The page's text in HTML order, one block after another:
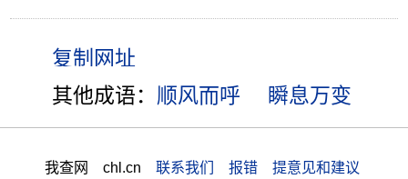
其他成语： 顺风而呼 瞬息万变
我查网 chl.cn 联系我们 报错 提意见和建议